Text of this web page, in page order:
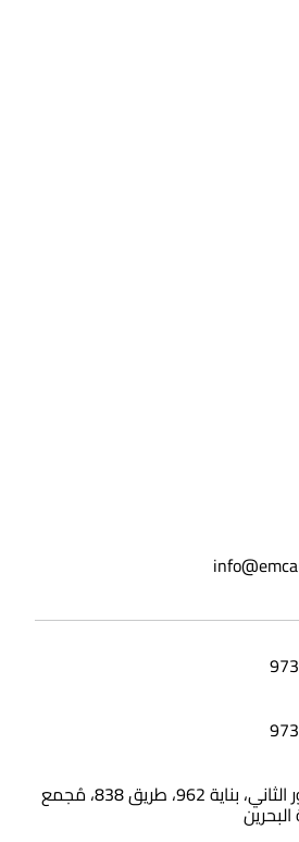
شقة 25، الدور الثاني، بناية 962، طريق 838، مُجمع